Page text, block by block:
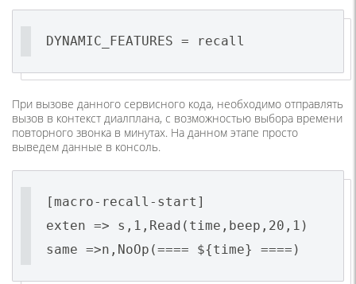
DYNAMIC_FEATURES = recall
При вызове данного сервисного кода, необходимо отправлять
вызов в контекст диалплана, с возможностью выбора времени
повторного звонка в минутах. На данном этапе просто
выведем данные в консоль.
[macro-recall-start]
exten => s,1,Read(time,beep,20,1)